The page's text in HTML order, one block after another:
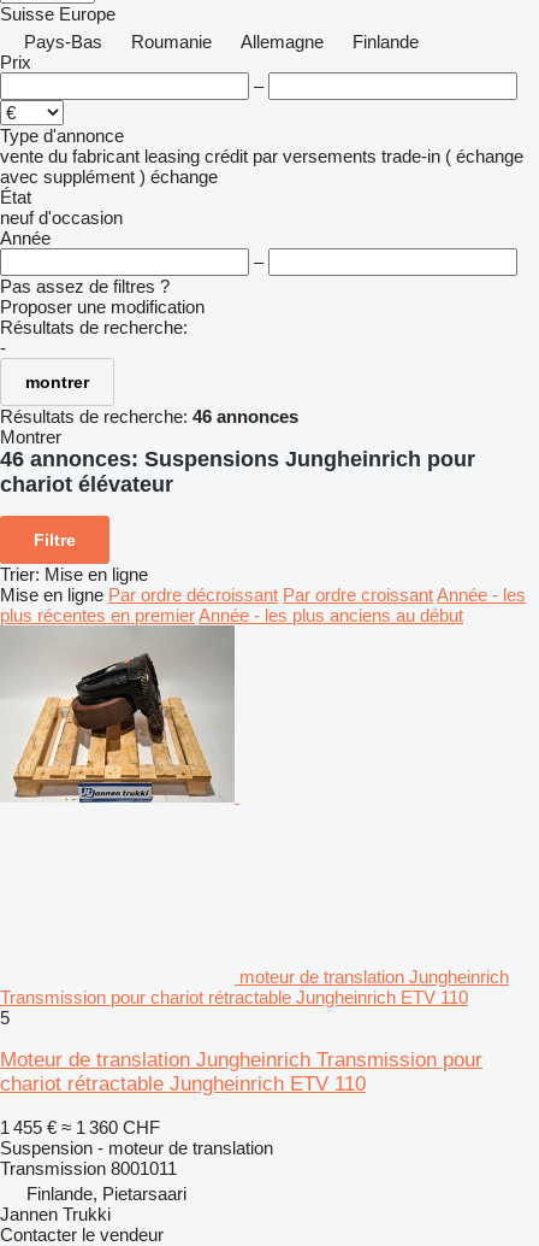
Suisse Europe
Pays-Bas
Roumanie Allemagne
Finlande
Prix
–
Type d'annonce
vente du fabricant leasing crédit par versements trade-in ( échange
avec supplément ) échange
État
neuf d'occasion
Année
–
Pas assez de filtres ?
Proposer une modification
Résultats de recherche:
-
montrer
Résultats de recherche: 46 annonces
Montrer
46 annonces: Suspensions Jungheinrich pour
chariot élévateur
Filtre
Trier: Mise en ligne
Mise en ligne Par ordre décroissant Par ordre croissantAnnée - les
plus récentes en premierAnnée - les plus anciens au début
moteur de translation Jungheinrich
Transmission pour chariot rétractable Jungheinrich ETV 110
5
Moteur de translation Jungheinrich Transmission pour
chariot rétractable Jungheinrich ETV 110
1 455 € ≈ 1 360 CHF
Suspension - moteur de translation
Transmission 8001011
Finlande, Pietarsaari
Jannen Trukki
Contacter le vendeur